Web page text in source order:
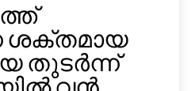
ശക്തമായ
തുടർന്ന്